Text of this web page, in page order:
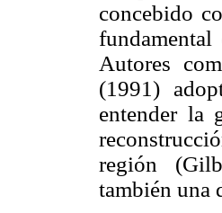
concebido
Autores
(1991)
entender la
región
también una